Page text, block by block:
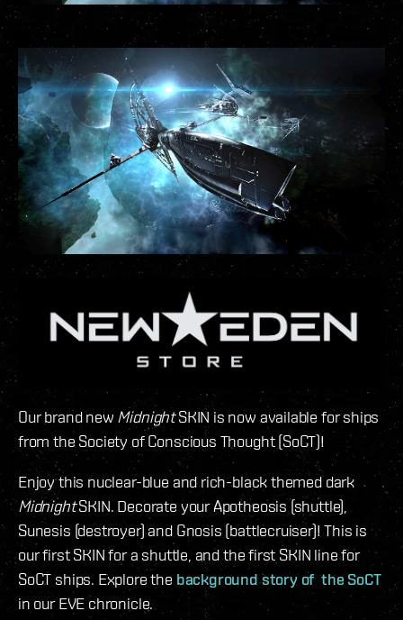
Our brand new MidnightSKIN is now available for ships
from the Society of Conscious Thought (SoCT)!
Enjoy this nuclear-blue and rich-black themed dark
MidnightSKIN. Decorate your Apotheosis (shuttle),
Sunesis (destroyer) and Gnosis (battlecruiser)! This is
our first SKIN for a shuttle, and the first SKIN line for
SoCT ships. Explore the background story of the SoCT
in our EVE chronicle.